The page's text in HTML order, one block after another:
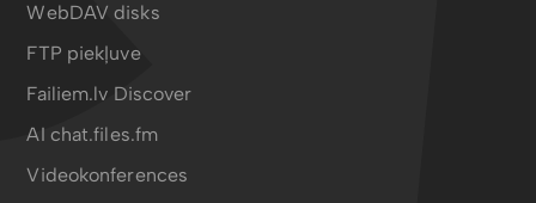
WebDAV disks
FTP piekļuve
Failiem.lv Discover
AI chat.files.fm
Videokonferences